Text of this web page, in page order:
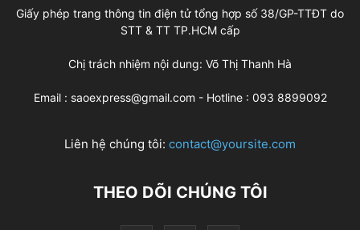
Giấy phép trang thông tin điện tử tổng hợp số 38/GP-TTĐT do
STT & TT TP.HCM cấp
Chị trách nhiệm nội dung: Võ Thị Thanh Hà
Email : saoexpress@gmail.com - Hotline : 093 8899092
Liên hệ chúng tôi: contact@yoursite.com
THEO DÕI CHÚNG TÔI